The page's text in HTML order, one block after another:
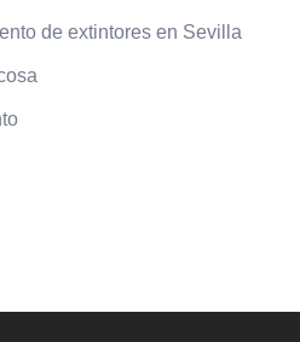
de extintores en Sevilla